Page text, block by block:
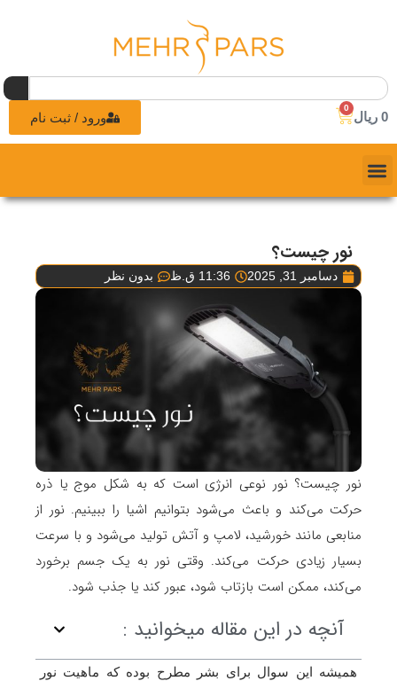
0 ریال
0
ورود / ثبت نام
نور چیست؟
دسامبر 31, 2025 11:36 ق.ظ بدون نظر
نور چیست؟ نور نوعی انرژی است که به شکل موج یا ذره
حرکت می‌کند و باعث می‌شود بتوانیم اشیا را ببینیم. نور از
منابعی مانند خورشید، لامپ و آتش تولید می‌شود و با سرعت
بسیار زیادی حرکت می‌کند. وقتی نور به یک جسم برخورد
می‌کند، ممکن است بازتاب شود، عبور کند یا جذب شود.
آنچه در این مقاله میخوانید :
همیشه این سوال برای بشر مطرح بوده که ماهیت نور